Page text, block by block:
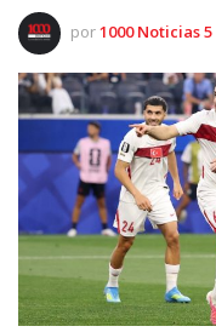
por1000 Noticias 5